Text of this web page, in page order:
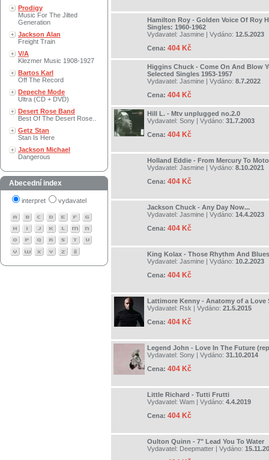
Prodigy
Music For The Jilted
Generation
Jackson Alan
Freight Train
V/A
Klezmer Music 1908-1927
Bartos Karl
Off The Record
Depeche Mode
Ultra (CD + DVD)
Desert Rose Band
Best Of The Desert Rose..
Getz Stan
Stan Is Here
Jackson Michael
Dangerous
Abecední index
interpret vydavatel
Hamilton Roy - Golden Voice Of Roy
Singles: 1960-1962
Vydavatel: Jasmine | Vydáno: 12.5.2023
Cena: 404 Kč
Higgins Chuck - Come On And Blow
Selected Singles 1953-1957
Vydavatel: Jasmine | Vydáno: 8.7.2022
Cena: 404 Kč
Hill L. - Mtv unplugged no.2.0
Vydavatel: Sony | Vydáno: 31.7.2003
Cena: 404 Kč
Holland Eddie - From Mercury To
Vydavatel: Jasmine | Vydáno: 8.10.2021
Cena: 404 Kč
Jackson Chuck - Any Day Now...
Vydavatel: Jasmine | Vydáno: 14.4.2023
Cena: 404 Kč
King Kolax - Those Rhythm And Blues
Vydavatel: Jasmine | Vydáno: 10.2.2023
Cena: 404 Kč
Lattimore Kenny - Anatomy of a Love
Vydavatel: Rsk | Vydáno: 21.5.2015
Cena: 404 Kč
Legend John - Love In The Future
Vydavatel: Sony | Vydáno: 31.10.2014
Cena: 404 Kč
Little Richard - Tutti Frutti
Vydavatel: Wam | Vydáno: 4.4.2019
Cena: 404 Kč
Oulton Quinn - 7" Lead You To Water
Vydavatel: Deepmatter | Vydáno: